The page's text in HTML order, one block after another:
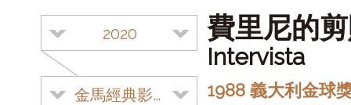
2020
金馬經典影展
費里尼的
Intervista
1988 義大利金球